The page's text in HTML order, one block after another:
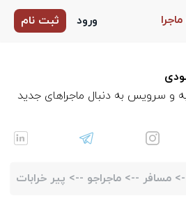
ماجرا ورود ثبت نام
و سرویس به دنبال ماجراهای جدید
-- مسافر --> ماجراجو --> پیر خرابات